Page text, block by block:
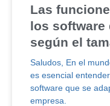
Las
los software
según el
Saludos, En el
es esencial
software que se
empresa.